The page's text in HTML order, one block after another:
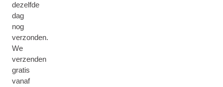
dezelfde
dag
nog
verzonden.
We
verzenden
gratis
vanaf